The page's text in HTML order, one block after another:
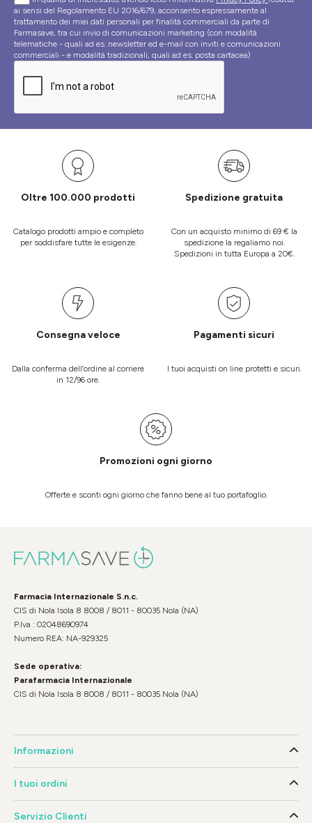
ai sensi del Regolamento EU 2016/679, acconsento espressamente al
trattamento dei miei dati personali per finalità commerciali da parte di
Farmasave, tra cui invio di comunicazioni marketing (con modalità
telematiche - quali ad es. newsletter ed e-mail con inviti e comunicazioni
commerciali - e modalità tradizionali, quali ad es. posta cartacea)
Oltre 100.000 prodotti
Catalogo prodotti ampio e completo
per soddisfare tutte le esigenze.
Spedizione gratuita
Con un acquisto minimo di 69 € la
spedizione la regaliamo noi.
Spedizioni in tutta Europa a 20€.
Consegna veloce
Dalla conferma dell’ordine al corriere
in 12/96 ore.
Pagamenti sicuri
I tuoi acquisti on line protetti e sicuri.
Promozioni ogni giorno
Offerte e sconti ogni giorno che fanno bene al tuo portafoglio.
Farmacia Internazionale S.n.c.
CIS di Nola Isola 8 8008 / 8011 - 80035 Nola (NA)
P.Iva : 02048690974
Numero REA: NA-929325
Sede operativa:
Parafarmacia Internazionale
CIS di Nola Isola 8 8008 / 8011 - 80035 Nola (NA)
Informazioni
I tuoi ordini
Servizio Clienti